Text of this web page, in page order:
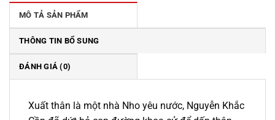
MÔ TẢ SẢN PHẨM
THÔNG TIN BỔ SUNG
ĐÁNH GIÁ (0)
Xuất thân là một nhà Nho yêu nước, Nguyễn Khắc